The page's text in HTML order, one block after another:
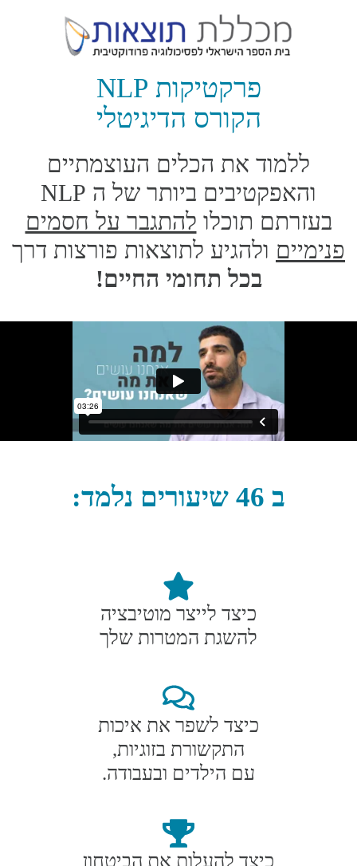
פרקטיקות NLP
הקורס הדיגיטלי
ללמוד את הכלים העוצמתיים
והאפקטיבים ביותר של ה NLP
בעזרתם תוכלו להתגבר על חסמים
פנימיים ולהגיע לתוצאות פורצות דרך
בכל תחומי החיים!
ב 46 שיעורים נלמד:
כיצד לייצר מוטיבציה
להשגת המטרות שלך
כיצד לשפר את איכות
התקשורת בזוגיות,
עם הילדים ובעבודה.
כיצד להעלות את הביטחון